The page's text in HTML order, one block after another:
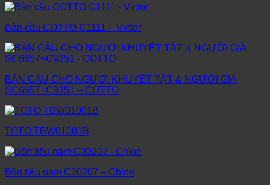
Bàn cầu COTTO C1111 – Victor
BÀN CẦU CHO NGƯỜI KHUYẾT TẬT & NGƯỜI GIÀ
SC6657+C9251 – COTTO
TOTO TBW01001B
Bồn tiểu nam C30207 – Chloe